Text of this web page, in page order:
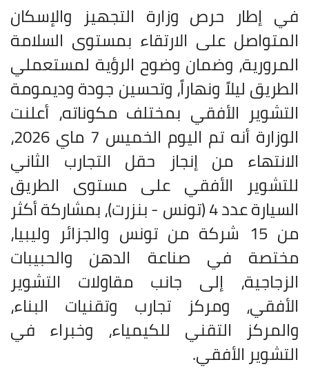
في إطار حرص وزارة التجهيز والإسكان
المتواصل على الارتقاء بمستوى السلامة
المرورية، وضمان وضوح الرؤية لمستعملي
الطريق ليلاً ونهاراً، وتحسين جودة وديمومة
التشوير الأفقي بمختلف مكوناته، أعلنت
الوزارة أنه تم اليوم الخميس 7 ماي 2026،
الانتهاء من إنجاز حقل التجارب الثاني
للتشوير الأفقي على مستوى الطريق
السيارة عدد 4 (تونس - بنزرت)، بمشاركة أكثر
من 15 شركة من تونس والجزائر وليبيا،
مختصة في صناعة الدهن والحبيبات
الزجاجية، إلى جانب مقاولات التشوير
الأفقي، ومركز تجارب وتقنيات البناء،
والمركز التقني للكيمياء، وخبراء في
التشوير الأفقي.